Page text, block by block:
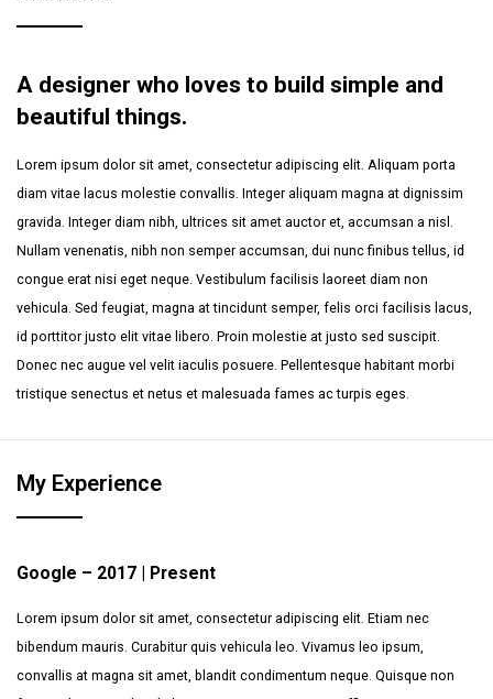
A designer who loves to build simple and
beautiful things.
Lorem ipsum dolor sit amet, consectetur adipiscing elit. Aliquam porta
diam vitae lacus molestie convallis. Integer aliquam magna at dignissim
gravida. Integer diam nibh, ultrices sit amet auctor et, accumsan a nisl.
Nullam venenatis, nibh non semper accumsan, dui nunc finibus tellus, id
congue erat nisi eget neque. Vestibulum facilisis laoreet diam non
vehicula. Sed feugiat, magna at tincidunt semper, felis orci facilisis lacus,
id porttitor justo elit vitae libero. Proin molestie at justo sed suscipit.
Donec nec augue vel velit iaculis posuere. Pellentesque habitant morbi
tristique senectus et netus et malesuada fames ac turpis eges.
My Experience
Google – 2017 | Present
Lorem ipsum dolor sit amet, consectetur adipiscing elit. Etiam nec
bibendum mauris. Curabitur quis vehicula leo. Vivamus leo ipsum,
convallis at magna sit amet, blandit condimentum neque. Quisque non